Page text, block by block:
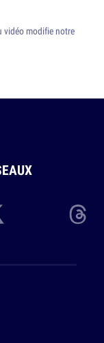
vidéo modifie notre